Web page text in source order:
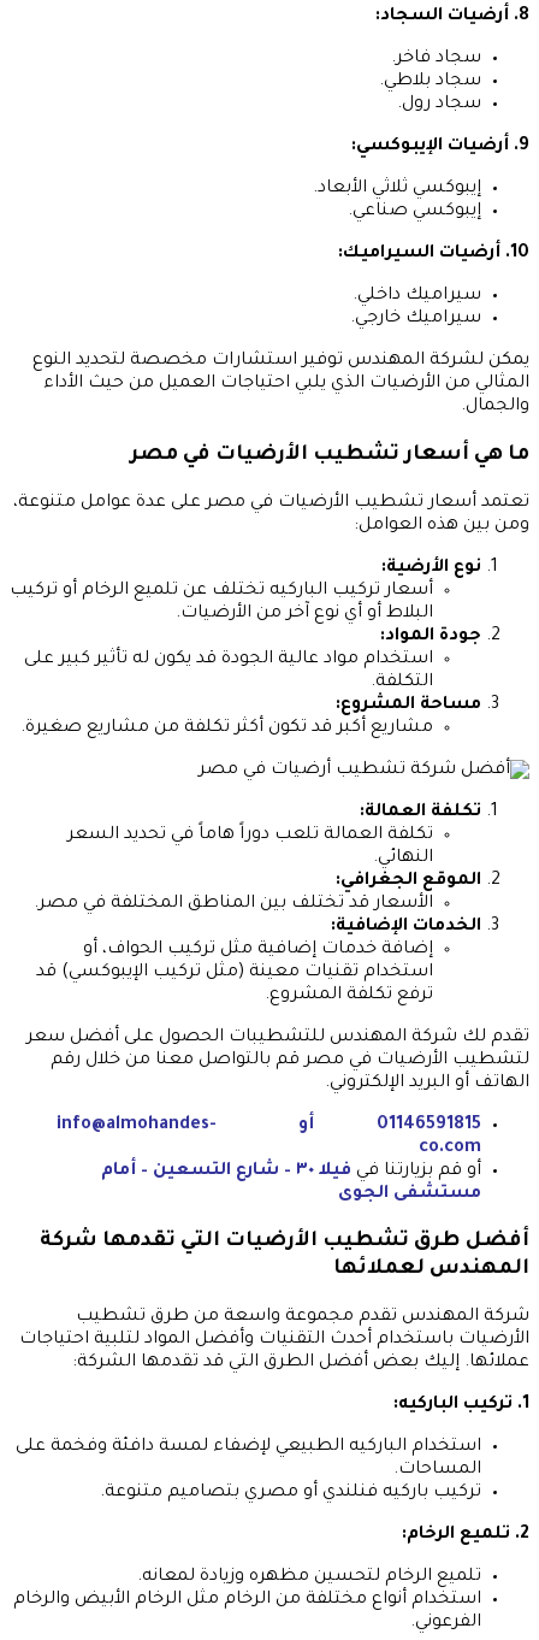
8. أرضيات السجاد:
سجاد فاخر.
سجاد بلاطي.
سجاد رول.
9. أرضيات الإيبوكسي:
إيبوكسي ثلاثي الأبعاد.
إيبوكسي صناعي.
10. أرضيات السيراميك:
سيراميك داخلي.
سيراميك خارجي.
يمكن لشركة المهندس توفير استشارات مخصصة لتحديد النوع
المثالي من الأرضيات الذي يلبي احتياجات العميل من حيث الأداء
والجمال.
ما هي أسعار تشطيب الأرضيات في مصر
تعتمد أسعار تشطيب الأرضيات في مصر على عدة عوامل متنوعة،
ومن بين هذه العوامل:
نوع الأرضية:
أسعار تركيب الباركيه تختلف عن تلميع الرخام أو تركيب
البلاط أو أي نوع آخر من الأرضيات.
جودة المواد:
استخدام مواد عالية الجودة قد يكون له تأثير كبير على
التكلفة.
مساحة المشروع:
مشاريع أكبر قد تكون أكثر تكلفة من مشاريع صغيرة.
تكلفة العمالة:
تكلفة العمالة تلعب دوراً هاماً في تحديد السعر
النهائي.
الموقع الجغرافي:
الأسعار قد تختلف بين المناطق المختلفة في مصر.
الخدمات الإضافية:
إضافة خدمات إضافية مثل تركيب الحواف، أو
استخدام تقنيات معينة (مثل تركيب الإيبوكسي) قد
ترفع تكلفة المشروع.
تقدم لك شركة المهندس للتشطيبات الحصول على أفضل سعر
لتشطيب الأرضيات في مصر قم بالتواصل معنا من خلال رقم
الهاتف أو البريد الإلكتروني.
01146591815 أو
info@almohandes-
co.com
أو قم بزيارتنا في
فيلا ٣٠ – شارع التسعين – أمام
مستشفى الجوى
أفضل طرق تشطيب الأرضيات التي تقدمها شركة
المهندس لعملائها
شركة المهندس تقدم مجموعة واسعة من طرق تشطيب
الأرضيات باستخدام أحدث التقنيات وأفضل المواد لتلبية احتياجات
عملائها. إليك بعض أفضل الطرق التي قد تقدمها الشركة:
استخدام الباركيه الطبيعي لإضفاء لمسة دافئة وفخمة على
المساحات.
تركيب باركيه فنلندي أو مصري بتصاميم متنوعة.
تلميع الرخام لتحسين مظهره وزيادة لمعانه.
استخدام أنواع مختلفة من الرخام مثل الرخام الأبيض والرخام
الفرعوني.